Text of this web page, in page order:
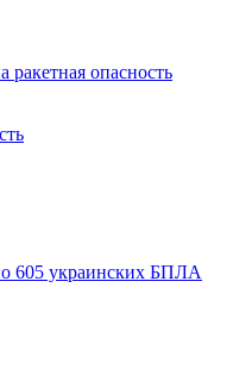
ракетная опасность
605 украинских БПЛА